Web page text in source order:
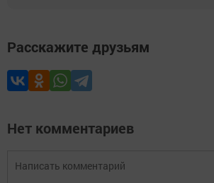
Расскажите друзьям
Нет комментариев